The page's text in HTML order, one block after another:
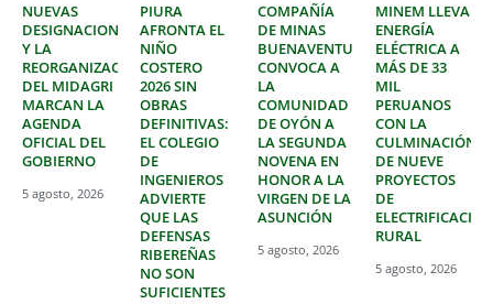
NUEVAS
DESIGNACIONES
Y LA
REORGANIZACIÓN
DEL MIDAGRI
MARCAN LA
AGENDA
OFICIAL DEL
GOBIERNO
5 agosto, 2026
PIURA
AFRONTA EL
NIÑO
COSTERO
2026 SIN
OBRAS
DEFINITIVAS:
EL COLEGIO
DE
INGENIEROS
ADVIERTE
QUE LAS
DEFENSAS
RIBEREÑAS
NO SON
SUFICIENTES
COMPAÑÍA
DE MINAS
BUENAVENTURA
CONVOCA A
LA
COMUNIDAD
DE OYÓN A
LA SEGUNDA
NOVENA EN
HONOR A LA
VIRGEN DE LA
ASUNCIÓN
5 agosto, 2026
MINEM LLEVA
ENERGÍA
ELÉCTRICA A
MÁS DE 33
MIL
PERUANOS
CON LA
CULMINACIÓN
DE NUEVE
PROYECTOS
DE
ELECTRIFICACIÓN
RURAL
5 agosto, 2026